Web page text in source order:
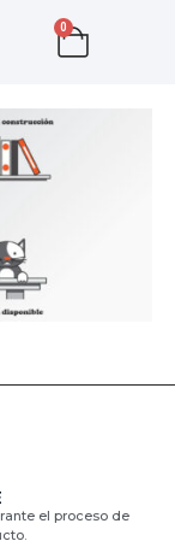
0
el proceso de